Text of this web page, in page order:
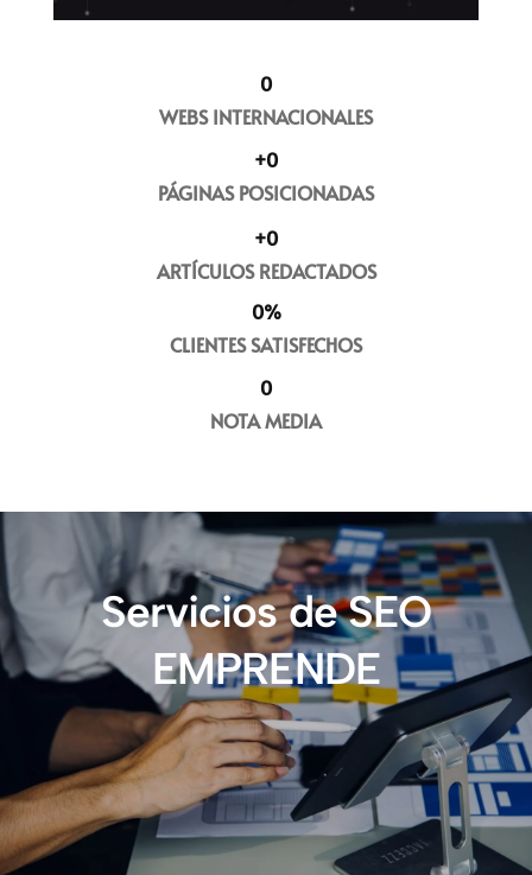
WEBS INTERNACIONALES
0
PÁGINAS POSICIONADAS
+0
ARTÍCULOS REDACTADOS
+0
CLIENTES SATISFECHOS
0%
NOTA MEDIA
0
Servicios de SEO
EMPRENDE